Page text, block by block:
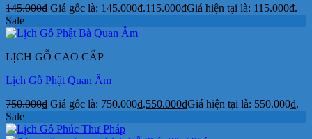
145.000₫ Giá gốc là: 145.000₫.115.000₫Giá hiện tại là: 115.000₫.
Sale
LỊCH GỖ CAO CẤP
Lịch Gỗ Phật Quan Âm
750.000₫ Giá gốc là: 750.000₫.550.000₫Giá hiện tại là: 550.000₫.
Sale